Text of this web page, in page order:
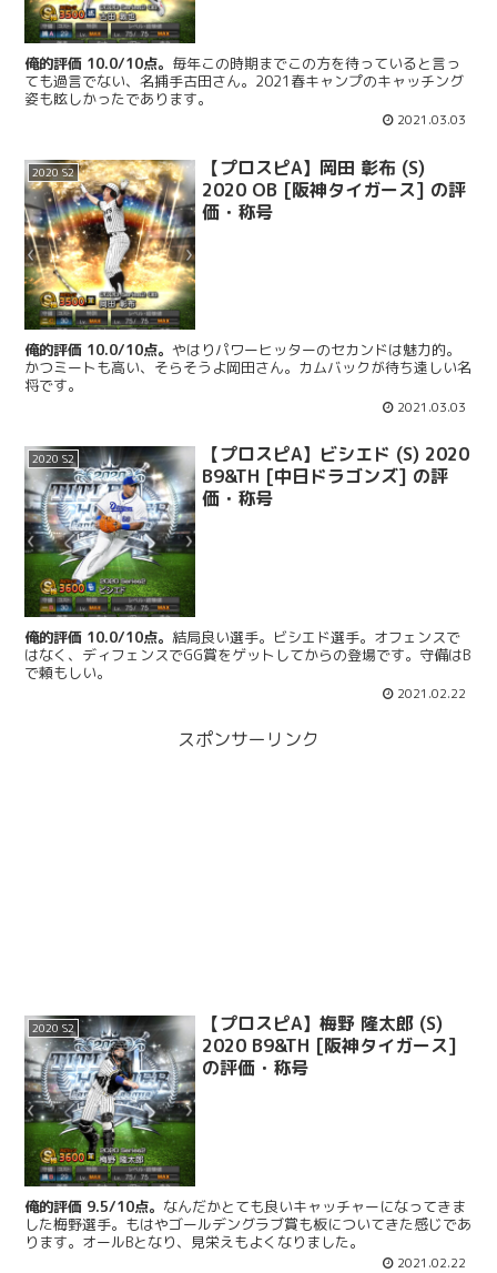
俺的評価 10.0/10点。 毎年この時期までこの方を待っていると言っ
ても過言でない、名捕手古田さん。2021春キャンプのキャッチング
姿も眩しかったであります。
2021.03.03
2020 S2
【プロスピA】岡田 彰布 (S)
2020 OB [阪神タイガース] の評
価・称号
俺的評価 10.0/10点。やはりパワーヒッターのセカンドは魅力的。
かつミートも高い、そらそうよ岡田さん。カムバックが待ち遠しい名
将です。
2021.03.03
2020 S2
【プロスピA】ビシエド (S) 2020
B9&TH [中日ドラゴンズ] の評
価・称号
俺的評価 10.0/10点。結局良い選手。ビシエド選手。オフェンスで
はなく、ディフェンスでGG賞をゲットしてからの登場です。守備はB
で頼もしい。
2021.02.22
スポンサーリンク
2020 S2
【プロスピA】梅野 隆太郎 (S)
2020 B9&TH [阪神タイガース]
の評価・称号
俺的評価 9.5/10点。 なんだかとても良いキャッチャーになってきま
した梅野選手。もはやゴールデングラブ賞も板についてきた感じであ
ります。オールBとなり、見栄えもよくなりました。
2021.02.22